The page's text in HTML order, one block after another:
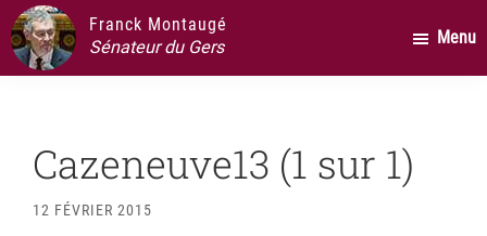
Passer
au
contenu
Passer
la
principale
Passer
au
pied
Franck Montaugé
Sénateur du Gers
Menu
Cazeneuve13 (1 sur 1)
12 FÉVRIER 2015